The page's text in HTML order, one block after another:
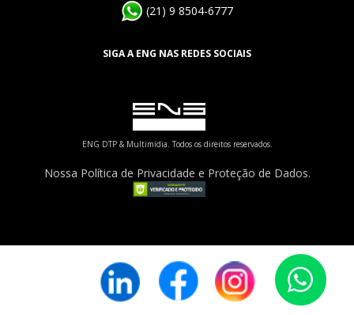
(21) 9 8504-6777
SIGA A ENG NAS REDES SOCIAIS
ENG DTP & Multimídia. Todos os direitos reservados.
Nossa Política de Privacidade e Proteção de Dados.